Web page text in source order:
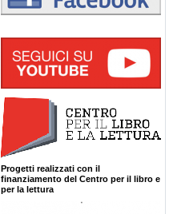
Progetti realizzati con il
finanziamento del Centro per il libro e
per la lettura